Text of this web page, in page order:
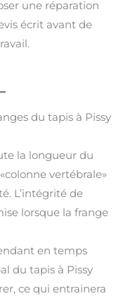
une réparation
écrit avant de
du tapis à Pissy
la longueur du
vertébrale»
L’intégrité de
lorsque la frange
en temps
du tapis à Pissy
ce qui entrainera